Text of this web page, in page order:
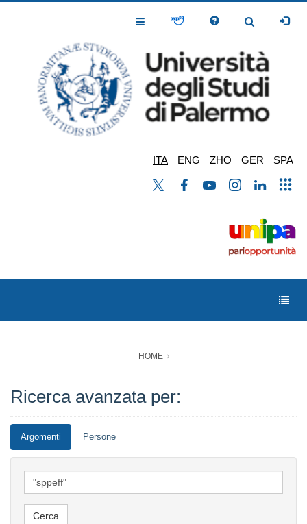
Toggle
Toggle
ITA ENG ZHO GER SPA
HOME
Ricerca avanzata per:
Argomenti Persone